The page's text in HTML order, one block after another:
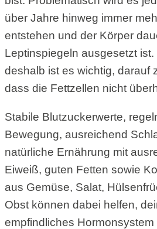
über Jahre hinweg immer
entstehen und der Körper
Leptinspiegeln ausgesetzt ist.
deshalb ist es wichtig, darauf
dass die Fettzellen nicht
Stabile Blutzuckerwerte,
Bewegung, ausreichend
natürliche Ernährung mit
Eiweiß, guten Fetten sowie
aus Gemüse, Salat,
Obst können dabei helfen,
empfindliches Hormonsystem